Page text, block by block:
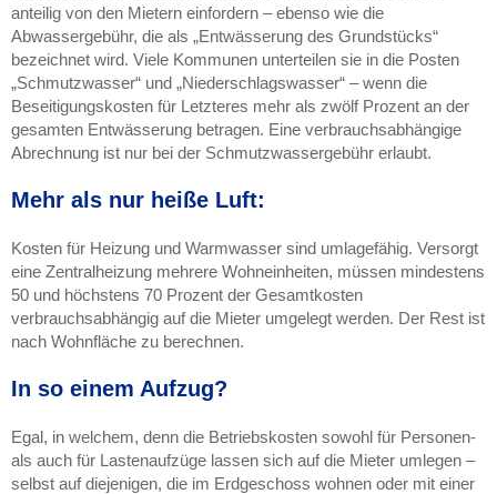
anteilig von den Mietern einfordern – ebenso wie die
Abwassergebühr, die als „Entwässerung des Grundstücks“
bezeichnet wird. Viele Kommunen unterteilen sie in die Posten
„Schmutzwasser“ und „Niederschlagswasser“ – wenn die
Beseitigungskosten für Letzteres mehr als zwölf Prozent an der
gesamten Entwässerung betragen. Eine verbrauchsabhängige
Abrechnung ist nur bei der Schmutzwassergebühr erlaubt.
Mehr als nur heiße Luft:
Kosten für Heizung und Warmwasser sind umlagefähig. Versorgt
eine Zentralheizung mehrere Wohneinheiten, müssen mindestens
50 und höchstens 70 Prozent der Gesamtkosten
verbrauchsabhängig auf die Mieter umgelegt werden. Der Rest ist
nach Wohnfläche zu berechnen.
In so einem Aufzug?
Egal, in welchem, denn die Betriebskosten sowohl für Personen-
als auch für Lastenaufzüge lassen sich auf die Mieter umlegen –
selbst auf diejenigen, die im Erdgeschoss wohnen oder mit einer